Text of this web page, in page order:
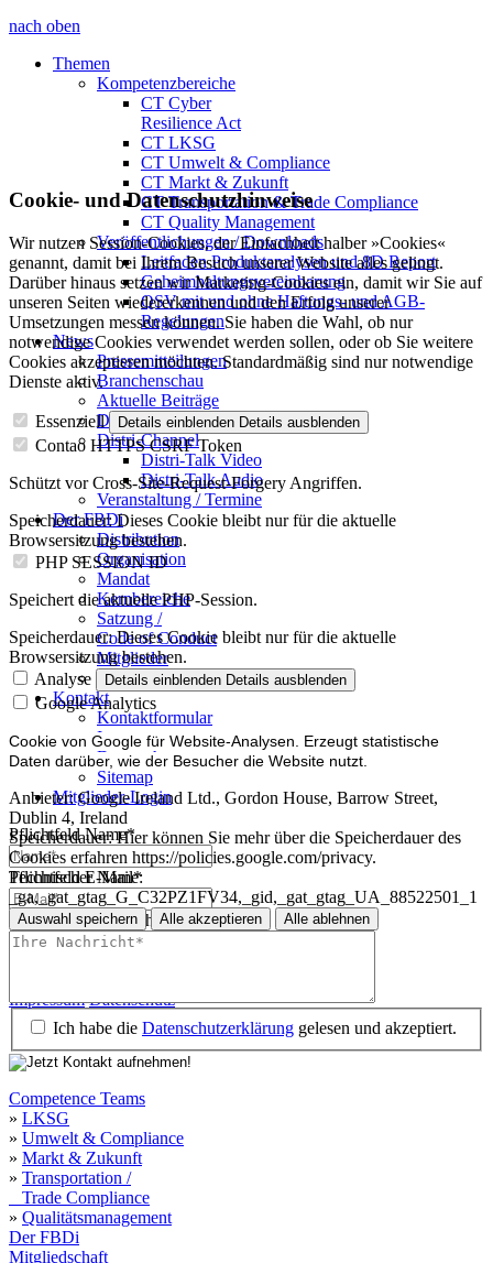
nach oben
Themen
Kompetenzbereiche
CT Cyber
Resilience Act
CT LKSG
CT Umwelt & Compliance
CT Markt & Zukunft
CT Transportation & Trade Compliance
CT Quality Management
Veröffentlichungen / Downloads
Leitfaden Produktanalysen und 8D Report
Geheimhaltungsverein­barung
QSV mit und ohne Haftungs- und AGB-
Regelungen
News
Pressemitteilungen
Branchenschau
Aktuelle Beiträge
Dossier – 20 Jahre FBDi
Distri-Channel
Distri-Talk Video
Distri-Talk Audio
Veranstaltung / Termine
Der FBDi
Distribution
Organisation
Mandat
Kernbereiche
Satzung /
Code of Conduct
Mitglieder
Mitglied werden
Kontakt
Kontaktformular
Impressum
Datenschutz
Sitemap
Mitglieder-Login
PflichtfeldName*
PflichtfeldE-Mail*
PflichtfeldIhre Nachricht *
Ich habe die Datenschutzerklärung gelesen und akzeptiert.
Competence Teams
» LKSG
» Umwelt & Compliance
» Markt & Zukunft
» Transportation /
Trade Compliance
» Qualitätsmanagement
Der FBDi
Mitgliedschaft
Cookie- und Datenschutzhinweise
Wir nutzen Session-Cookies, der Einfachheit halber »Cookies«
genannt, damit bei Ihrem Besuch unserer Website alles gelingt.
Darüber hinaus setzen wir Marketing-Cookies ein, damit wir Sie auf
unseren Seiten wiedererkennen und den Erfolg unserer
Umsetzungen messen können. Sie haben die Wahl, ob nur
notwendige Cookies verwendet werden sollen, oder ob Sie weitere
Cookies akzeptieren möchten. Standardmäßig sind nur notwendige
Dienste aktiv.
Essenziell Details einblenden Details ausblenden
Contao HTTPS CSRF Token
Schützt vor Cross-Site-Request-Forgery Angriffen.
Speicherdauer:Dieses Cookie bleibt nur für die aktuelle
Browsersitzung bestehen.
PHP SESSION ID
Speichert die aktuelle PHP-Session.
Speicherdauer:Dieses Cookie bleibt nur für die aktuelle
Browsersitzung bestehen.
Analyse
Details einblenden Details ausblenden
Google Analytics
Cookie von Google für Website-Analysen. Erzeugt statistische
Daten darüber, wie der Besucher die Website nutzt.
Anbieter:Google Ireland Ltd., Gordon House, Barrow Street,
Dublin 4, Ireland
Speicherdauer:Hier können Sie mehr über die Speicherdauer des
Cookies erfahren https://policies.google.com/privacy.
Technischer Name:
_ga,_gat_gtag_G_C32PZ1FV34,_gid,_gat_gtag_UA_88522501_1
Auswahl speichern Alle akzeptieren Alle ablehnen
Impressum Datenschutz